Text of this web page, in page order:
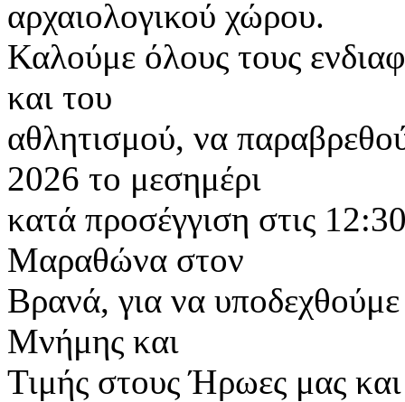
αρχαιολογικού χώρου.
Καλούμε όλους τους
και του
αθλητισμού, να
2026 το μεσημέρι
κατά προσέγγιση στις
Μαραθώνα στον
Βρανά, για να υποδεχθούμε
Μνήμης και
Τιμής στους Ήρωες μας